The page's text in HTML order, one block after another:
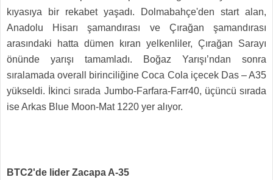
kıyasıya bir rekabet yaşadı. Dolmabahçe'den start alan,
Anadolu Hisarı şamandırası ve Çırağan şamandırası
arasındaki hatta dümen kıran yelkenliler, Çırağan Sarayı
önünde yarışı tamamladı. Boğaz Yarışı’ndan sonra
sıralamada overall birinciliğine Coca Cola içecek Das – A35
yükseldi. İkinci sırada Jumbo-Farfara-Farr40, üçüncü sırada
ise Arkas Blue Moon-Mat 1220 yer alıyor.
BTC2'de lider Zacapa A-35